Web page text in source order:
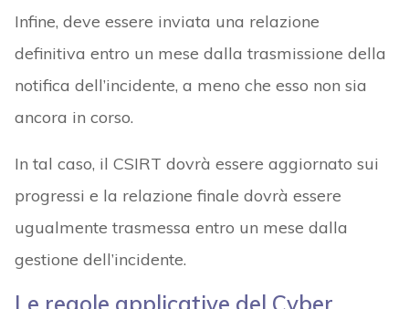
Infine, deve essere inviata una relazione
definitiva entro un mese dalla trasmissione della
notifica dell’incidente, a meno che esso non sia
ancora in corso.
In tal caso, il CSIRT dovrà essere aggiornato sui
progressi e la relazione finale dovrà essere
ugualmente trasmessa entro un mese dalla
gestione dell’incidente.
Le regole applicative del Cyber